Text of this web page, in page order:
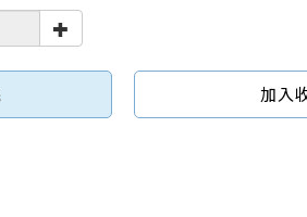
加入